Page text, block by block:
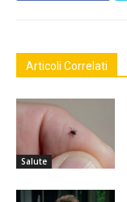
Articoli Correlati
Salute